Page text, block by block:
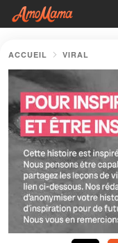
ACCUEIL VIRAL